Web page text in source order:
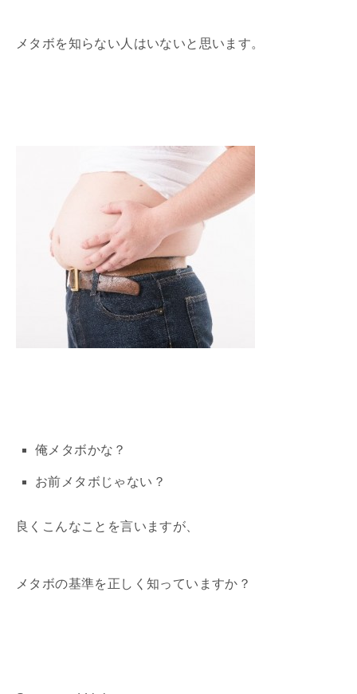
メタボを知らない人はいないと思います。
俺メタボかな？
お前メタボじゃない？
良くこんなことを言いますが、
メタボの基準を正しく知っていますか？